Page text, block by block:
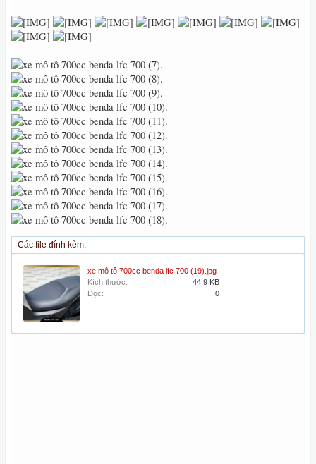
Các file đính kèm:
xe mô tô 700cc benda lfc 700 (19).jpg
Kích thước:
44.9 KB
Đọc:
0